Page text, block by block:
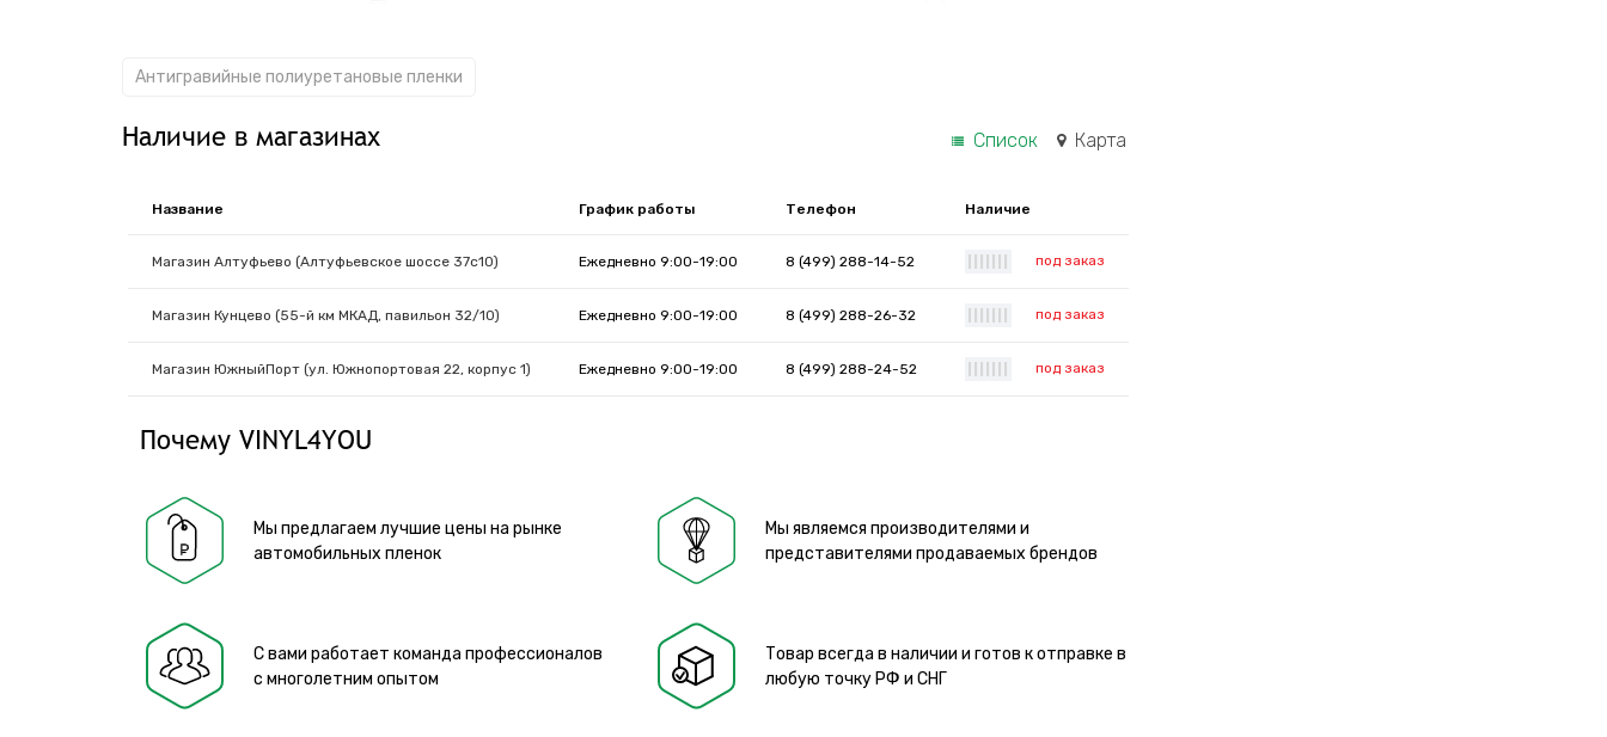
Антигравийные полиуретановые пленки
Наличие в магазинах Список Карта
Название График работы Телефон Наличие
Магазин Алтуфьево (Алтуфьевское шоссе 37с10) Ежедневно 9:00-19:00 8 (499) 288-14-52 под заказ
Магазин Кунцево (55-й км МКАД, павильон 32/10) Ежедневно 9:00-19:00 8 (499) 288-26-32 под заказ
Магазин ЮжныйПорт (ул. Южнопортовая 22, корпус 1) Ежедневно 9:00-19:00 8 (499) 288-24-52 под заказ
Почему VINYL4YOU
Мы предлагаем лучшие цены на рынке
автомобильных пленок
Мы являемся производителями и
представителями продаваемых брендов
С вами работает команда профессионалов
с многолетним опытом
Товар всегда в наличии и готов к отправке в
любую точку РФ и СНГ